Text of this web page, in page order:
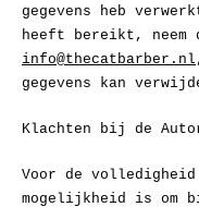
gegevens heb
heeft bereikt, neem
info@thecatbarber.nl
gegevens kan
Klachten bij de
Voor de
mogelijkheid is om